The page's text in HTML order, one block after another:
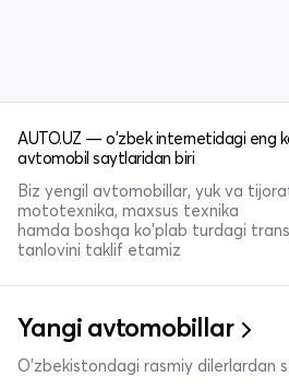
AUTO.UZ — o'zbek internetidagi eng
avtomobil saytlaridan biri
Biz yengil avtomobillar, yuk va
mototexnika, maxsus texnika
hamda boshqa ko'plab turdagi
tanlovini taklif etamiz
Yangi avtomobillar
O'zbekistondagi rasmiy dilerlardan